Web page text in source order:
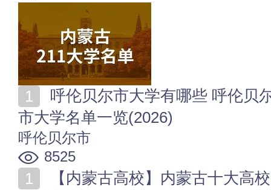
市大学名单一览(2026)
呼伦贝尔市
8525